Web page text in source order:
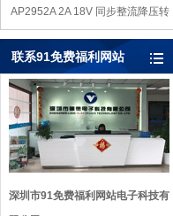
AP2952A 2A 18V 同步整流降压转
联系91免费福利网站
深圳市91免费福利网站电子科技有